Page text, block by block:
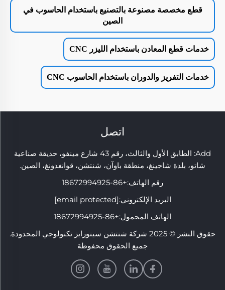
قطع مخصصة مصنوعة بالتصنيع باستخدام الحاسوب في
الصين
خدمات قطع المعادن باستخدام الليزر CNC
خدمات التفريز والدوران باستخدام الحاسوب CNC
اتصل
Add: الطابق الأول والثالث، رقم 43 شارع مينفو، حديقة صناعية
شاتو، بلدة شاجينغ، منطقة باوآن، شنتشن، قوانغدونغ، الصين.
رقم الهاتف:+86-18672994925
البريد الإلكتروني:[email protected]
الهاتف المحمول:+86-18672994925
حقوق النشر © 2025 شركة شنتشن سينورايز تكنولوجي المحدودة.
جميع الحقوق محفوظة